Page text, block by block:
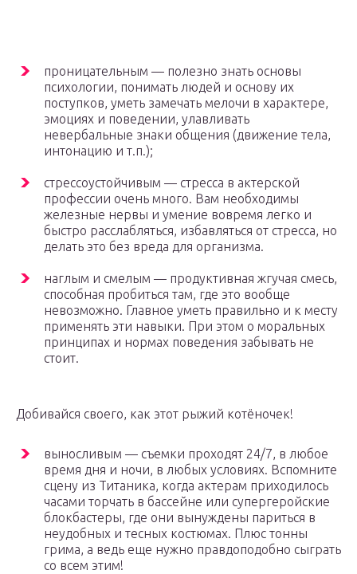
проницательным — полезно знать основы
психологии, понимать людей и основу их
поступков, уметь замечать мелочи в характере,
эмоциях и поведении, улавливать
невербальные знаки общения (движение тела,
интонацию и т.п.);
стрессоустойчивым — стресса в актерской
профессии очень много. Вам необходимы
железные нервы и умение вовремя легко и
быстро расслабляться, избавляться от стресса, но
делать это без вреда для организма.
наглым и смелым — продуктивная жгучая смесь,
способная пробиться там, где это вообще
невозможно. Главное уметь правильно и к месту
применять эти навыки. При этом о моральных
принципах и нормах поведения забывать не
стоит.
Добивайся своего, как этот рыжий котёночек!
выносливым — съемки проходят 24/7, в любое
время дня и ночи, в любых условиях. Вспомните
сцену из Титаника, когда актерам приходилось
часами торчать в бассейне или супергеройские
блокбастеры, где они вынуждены париться в
неудобных и тесных костюмах. Плюс тонны
грима, а ведь еще нужно правдоподобно сыграть
со всем этим!